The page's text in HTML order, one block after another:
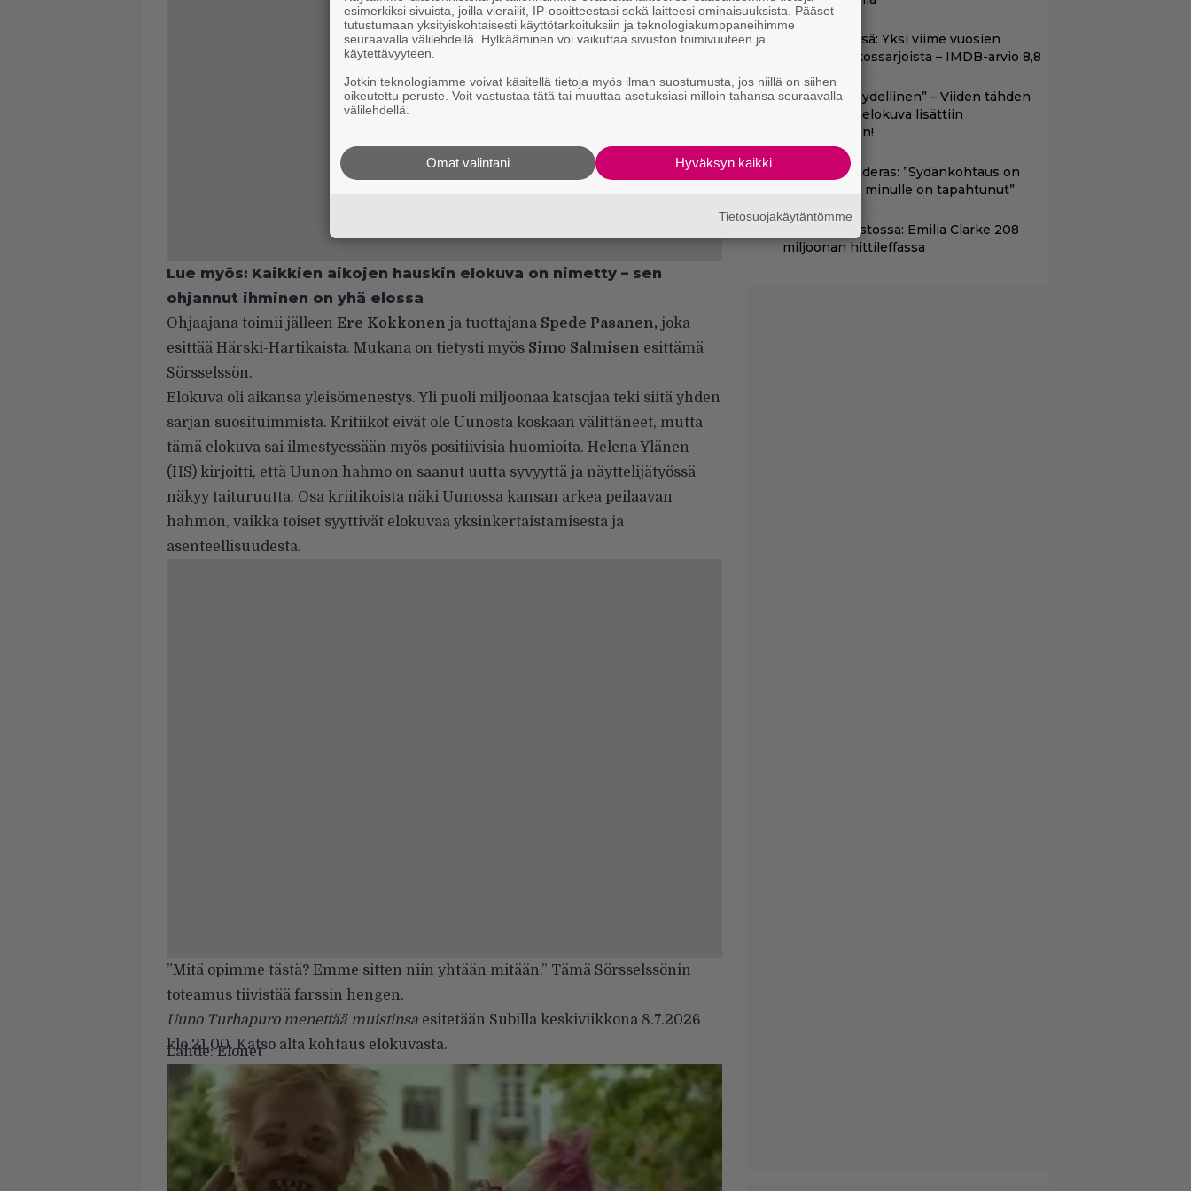
Lue myös: Kaikkien aikojen hauskin elokuva on nimetty – sen
ohjannut ihminen on yhä elossa
Ohjaajana toimii jälleen Ere Kokkonen ja tuottajana Spede Pasanen, joka
esittää Härski-Hartikaista. Mukana on tietysti myös Simo Salmisen esittämä
Sörsselssön.
Elokuva oli aikansa yleisömenestys. Yli puoli miljoonaa katsojaa teki siitä yhden
sarjan suosituimmista. Kritiikot eivät ole Uunosta koskaan välittäneet, mutta
tämä elokuva sai ilmestyessään myös positiivisia huomioita. Helena Ylänen
(HS) kirjoitti, että Uunon hahmo on saanut uutta syvyyttä ja näyttelijätyössä
näkyy taituruutta. Osa kriitikoista näki Uunossa kansan arkea peilaavan
hahmon, vaikka toiset syyttivät elokuvaa yksinkertaistamisesta ja
asenteellisuudesta.
”Mitä opimme tästä? Emme sitten niin yhtään mitään.” Tämä Sörsselssönin
toteamus tiivistää farssin hengen.
Uuno Turhapuro menettää muistinsa esitetään Subilla keskiviikkona 8.7.2026
klo 21.00. Katso alta kohtaus elokuvasta.
Lähde:Elonet
Nyt Netflixissä: Yksi viime vuosien
parhaista rikossarjoista – IMDB-arvio 8,8
”Lajissaan täydellinen” – Viiden tähden
scifitoimintaelokuva lisättiin
suoratoistoon!
Antonio Banderas: ”Sydänkohtaus on
parasta mitä minulle on tapahtunut”
Nyt suoratoistossa: Emilia Clarke 208
miljoonan hittileffassa
esimerkiksi sivuista, joilla vierailit, IP-osoitteestasi sekä laitteesi ominaisuuksista. Pääset
tutustumaan yksityiskohtaisesti käyttötarkoituksiin ja teknologiakumppaneihimme
seuraavalla välilehdellä. Hylkääminen voi vaikuttaa sivuston toimivuuteen ja
käytettävyyteen.
Jotkin teknologiamme voivat käsitellä tietoja myös ilman suostumusta, jos niillä on siihen
oikeutettu peruste. Voit vastustaa tätä tai muuttaa asetuksiasi milloin tahansa seuraavalla
välilehdellä.
Hyväksyn kaikki
Omat valintani
Tietosuojakäytäntömme